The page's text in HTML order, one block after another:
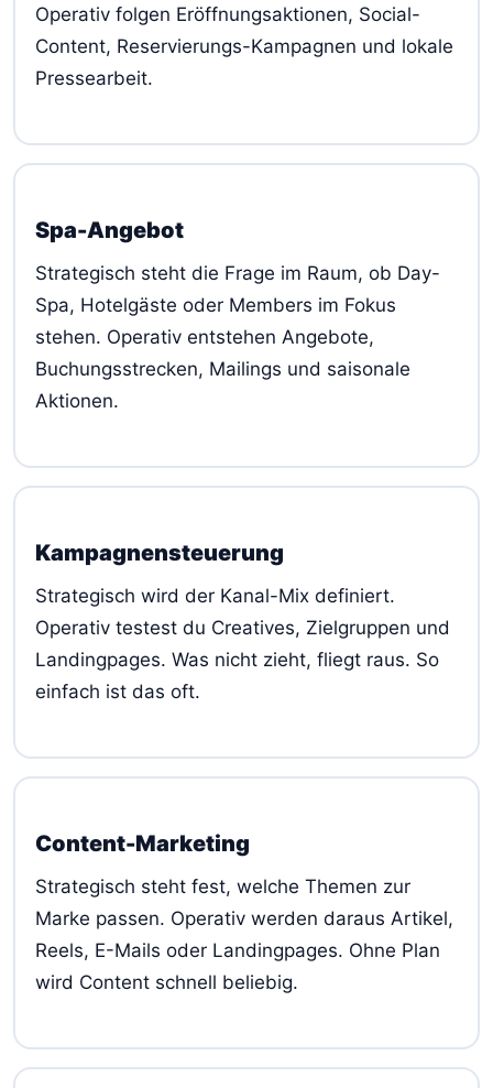
Operativ folgen Eröffnungsaktionen, Social-
Content, Reservierungs-Kampagnen und lokale
Pressearbeit.
Spa-Angebot
Strategisch steht die Frage im Raum, ob Day-
Spa, Hotelgäste oder Members im Fokus
stehen. Operativ entstehen Angebote,
Buchungsstrecken, Mailings und saisonale
Aktionen.
Kampagnensteuerung
Strategisch wird der Kanal-Mix definiert.
Operativ testest du Creatives, Zielgruppen und
Landingpages. Was nicht zieht, fliegt raus. So
einfach ist das oft.
Content-Marketing
Strategisch steht fest, welche Themen zur
Marke passen. Operativ werden daraus Artikel,
Reels, E-Mails oder Landingpages. Ohne Plan
wird Content schnell beliebig.